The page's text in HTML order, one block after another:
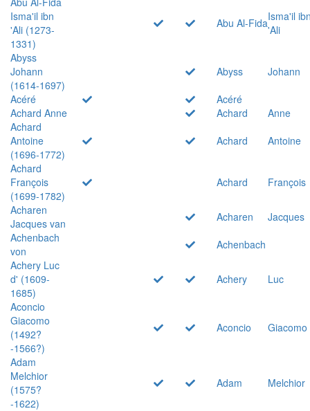
Isma'il ibn
'Ali (1273-
1331)
Abu Al-FidaIsma'il
'Ali
Abyss
Johann
(1614-1697)
Abyss
Johann
Acéré
Acéré
Achard Anne
Achard
Anne
Achard
Antoine
(1696-1772)
Achard
Antoine
Achard
François
(1699-1782)
Achard
François
Acharen
Jacques van
Acharen
Jacques
Achenbach
von
Achenbach
Achery Luc
d' (1609-
1685)
Achery
Luc
Aconcio
Giacomo
(1492?
-1566?)
Aconcio Giacomo
Adam
Melchior
(1575?
-1622)
Adam Melchior